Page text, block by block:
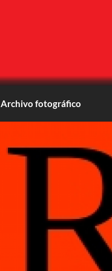
Archivo fotográfico